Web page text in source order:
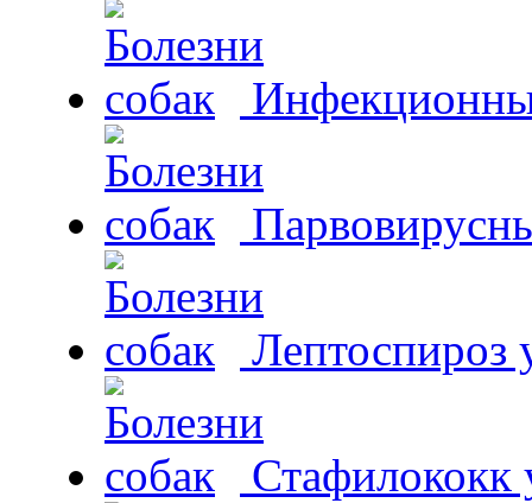
Лептоспироз
Стафилококк